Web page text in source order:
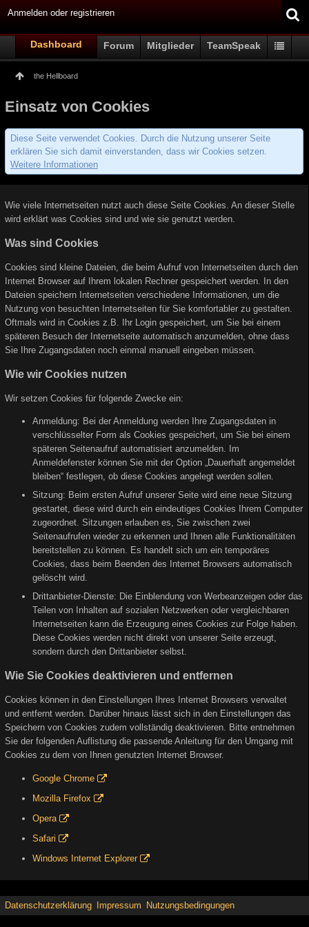
Anmelden oder registrieren
Dashboard Forum Mitglieder TeamSpeak
the Hellboard
Einsatz von Cookies
Diese Seite verwendet Cookies. Durch die Nutzung unserer Seite
erklären Sie sich damit einverstanden, dass wir Cookies setzen.
Weitere Informationen
Wie viele Internetseiten nutzt auch diese Seite Cookies. An dieser Stelle
wird erklärt was Cookies sind und wie sie genutzt werden.
Was sind Cookies
Cookies sind kleine Dateien, die beim Aufruf von Internetseiten durch den
Internet Browser auf Ihrem lokalen Rechner gespeichert werden. In den
Dateien speichern Internetseiten verschiedene Informationen, um die
Nutzung von besuchten Internetseiten für Sie komfortabler zu gestalten.
Oftmals wird in Cookies z.B. Ihr Login gespeichert, um Sie bei einem
späteren Besuch der Internetseite automatisch anzumelden, ohne dass
Sie Ihre Zugangsdaten noch einmal manuell eingeben müssen.
Wie wir Cookies nutzen
Wir setzen Cookies für folgende Zwecke ein:
Anmeldung: Bei der Anmeldung werden Ihre Zugangsdaten in
verschlüsselter Form als Cookies gespeichert, um Sie bei einem
späteren Seitenaufruf automatisiert anzumelden. Im
Anmeldefenster können Sie mit der Option „Dauerhaft angemeldet
bleiben“ festlegen, ob diese Cookies angelegt werden sollen.
Sitzung: Beim ersten Aufruf unserer Seite wird eine neue Sitzung
gestartet, diese wird durch ein eindeutiges Cookies Ihrem Computer
zugeordnet. Sitzungen erlauben es, Sie zwischen zwei
Seitenaufrufen wieder zu erkennen und Ihnen alle Funktionalitäten
bereitstellen zu können. Es handelt sich um ein temporäres
Cookies, dass beim Beenden des Internet Browsers automatisch
gelöscht wird.
Drittanbieter-Dienste: Die Einblendung von Werbeanzeigen oder das
Teilen von Inhalten auf sozialen Netzwerken oder vergleichbaren
Internetseiten kann die Erzeugung eines Cookies zur Folge haben.
Diese Cookies werden nicht direkt von unserer Seite erzeugt,
sondern durch den Drittanbieter selbst.
Wie Sie Cookies deaktivieren und entfernen
Cookies können in den Einstellungen Ihres Internet Browsers verwaltet
und entfernt werden. Darüber hinaus lässt sich in den Einstellungen das
Speichern von Cookies zudem vollständig deaktivieren. Bitte entnehmen
Sie der folgenden Auflistung die passende Anleitung für den Umgang mit
Cookies zu dem von Ihnen genutzten Internet Browser.
Google Chrome
Mozilla Firefox
Opera
Safari
Windows Internet Explorer
Datenschutzerklärung Impressum Nutzungsbedingungen